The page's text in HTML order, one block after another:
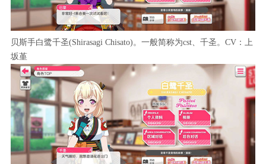
贝斯手白鹭千圣(Shirasagi Chisato)。一般简称为cst、千圣。CV：上
坂堇